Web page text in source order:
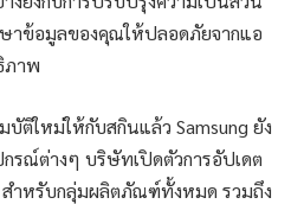
าข้อมูลของคุณให้ปลอดภัยจากแอ
ภาพ
ติใหม่ให้กับสกินแล้ว Samsung ยัง
กรณ์ต่างๆ บริษัทเปิดตัวการอัปเดต
สำหรับกลุ่มผลิตภัณฑ์ทั้งหมด รวมถึง